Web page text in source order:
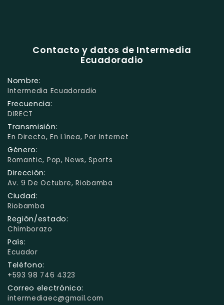
Contacto y datos de Intermedia
Ecuadoradio
Nombre:
Intermedia Ecuadoradio
Frecuencia:
DIRECT
Transmisión:
En Directo, En Línea, Por Internet
Género:
Romantic, Pop, News, Sports
Dirección:
Av. 9 De Octubre, Riobamba
Ciudad:
Riobamba
Región/estado:
Chimborazo
País:
Ecuador
Teléfono:
+593 98 746 4323
Correo electrónico:
intermediaec@gmail.com